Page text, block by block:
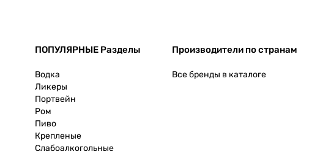
ПОПУЛЯРНЫЕ Разделы
Водка
Ликеры
Портвейн
Ром
Пиво
Крепленые
Слабоалкогольные
Производители по странам
Все бренды в каталоге